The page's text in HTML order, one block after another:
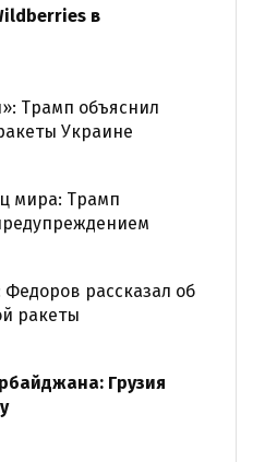
в
Трамп объяснил
Украине
мира: Трамп
рассказал об
ракеты
Грузия